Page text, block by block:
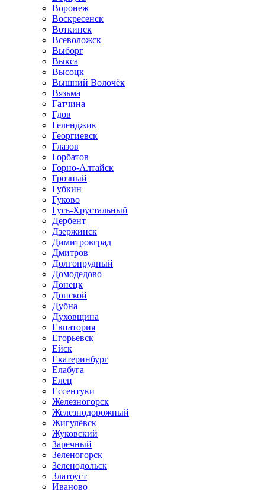
Воронеж
Воскресенск
Воткинск
Всеволожск
Выборг
Выкса
Высоцк
Вышний Волочёк
Вязьма
Гатчина
Гдов
Геленджик
Георгиевск
Глазов
Горбатов
Горно-Алтайск
Грозный
Губкин
Гуково
Гусь-Хрустальный
Дербент
Дзержинск
Димитровград
Дмитров
Долгопрудный
Домодедово
Донецк
Донской
Дубна
Духовщина
Евпатория
Егорьевск
Ейск
Екатеринбург
Елабуга
Елец
Ессентуки
Железногорск
Железнодорожный
Жигулёвск
Жуковский
Заречный
Зеленогорск
Зеленодольск
Златоуст
Иваново